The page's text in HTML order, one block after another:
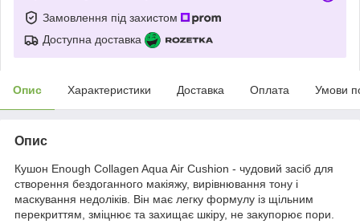
Замовлення під захистом
Доступна доставка
Опис Характеристики Доставка Оплата Умови
Опис
Кушон Enough Collagen Aqua Air Cushion - чудовий засіб для
створення бездоганного макіяжу, вирівнювання тону і
маскування недоліків. Він має легку формулу із щільним
перекриттям, зміцнює та захищає шкіру, не закупорює пори.